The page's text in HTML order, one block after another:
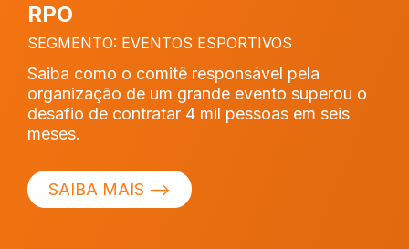
RPO
SEGMENTO: EVENTOS ESPORTIVOS
Saiba como o comitê responsável pela
organização de um grande evento superou o
desafio de contratar 4 mil pessoas em seis
meses.
SAIBA MAIS ⟶